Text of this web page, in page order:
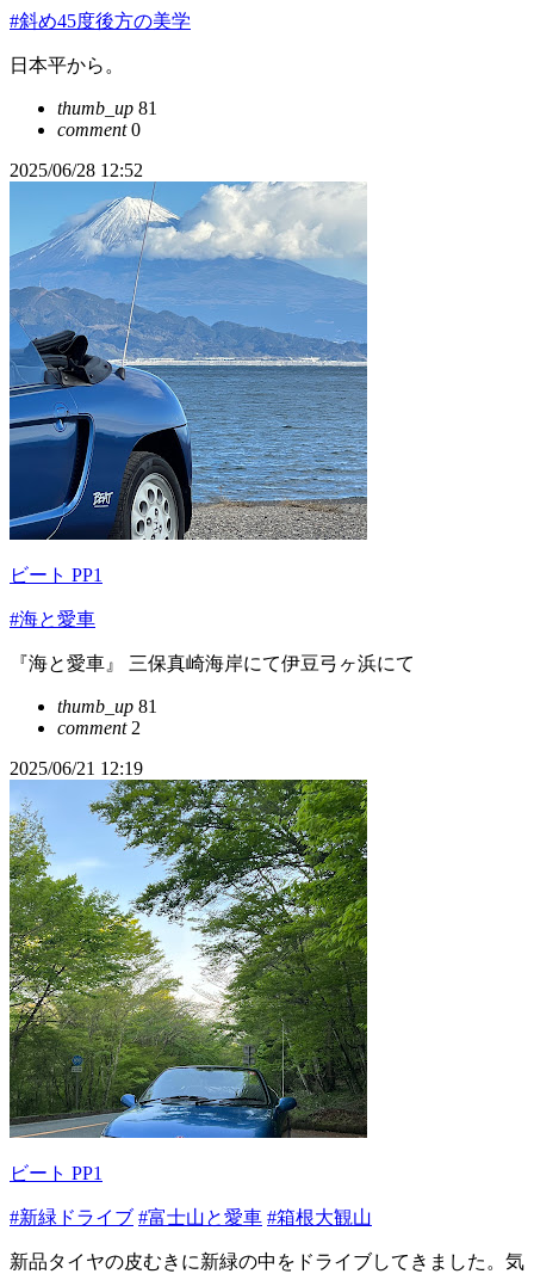
#斜め45度後方の美学
日本平から。
thumb_up 81
comment0
2025/06/28 12:52
ビート PP1
#海と愛車
『海と愛車』 三保真崎海岸にて伊豆弓ヶ浜にて
thumb_up 81
comment2
2025/06/21 12:19
ビート PP1
#新緑ドライブ #富士山と愛車 #箱根大観山
新品タイヤの皮むきに新緑の中をドライブしてきました。気